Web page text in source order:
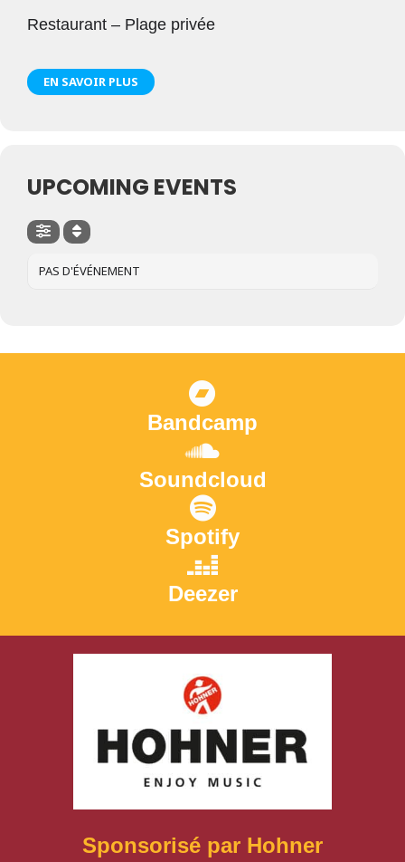
Restaurant – Plage privée
EN SAVOIR PLUS
UPCOMING EVENTS
PAS D'ÉVÉNEMENT
Bandcamp
Soundcloud
Spotify
Deezer
Sponsorisé par Hohner